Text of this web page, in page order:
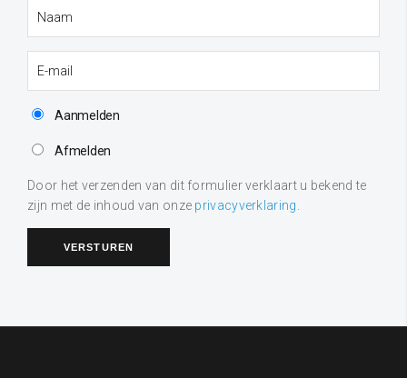
Aanmelden
Afmelden
Door het verzenden van dit formulier verklaart u bekend te
zijn met de inhoud van onze privacyverklaring